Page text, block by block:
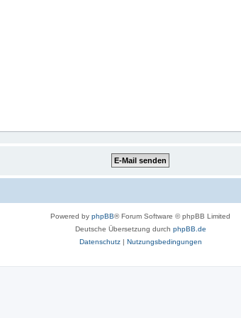
Powered by phpBB® Forum Software © phpBB Limited
Deutsche Übersetzung durch phpBB.de
Datenschutz| Nutzungsbedingungen